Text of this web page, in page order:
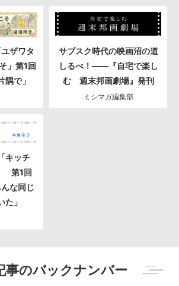
ザワタ
」第1回
隅で」
サブスク時代の映画沼の道
しるべ！――『自宅で楽し
む 週末邦画劇場』発刊
ミシマガ編集部
キッチ
第1回
んな同じ
た」
事のバックナンバー